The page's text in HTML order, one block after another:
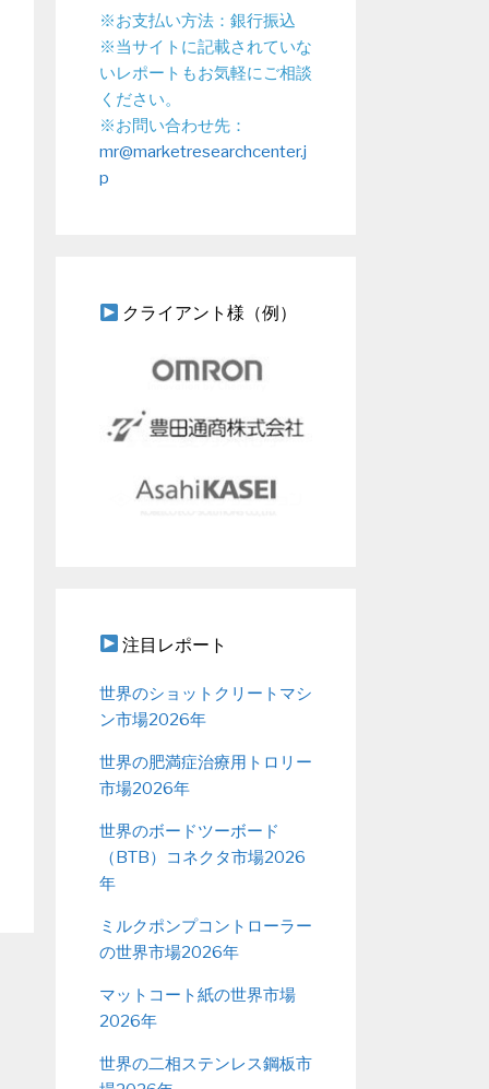
※お支払い方法：銀行振込
※当サイトに記載されていな
いレポートもお気軽にご相談
ください。
※お問い合わせ先：
mr@marketresearchcenter.j
p
クライアント様（例）
注目レポート
世界のショットクリートマシ
ン市場2026年
世界の肥満症治療用トロリー
市場2026年
世界のボードツーボード
（BTB）コネクタ市場2026
年
ミルクポンプコントローラー
の世界市場2026年
マットコート紙の世界市場
2026年
世界の二相ステンレス鋼板市